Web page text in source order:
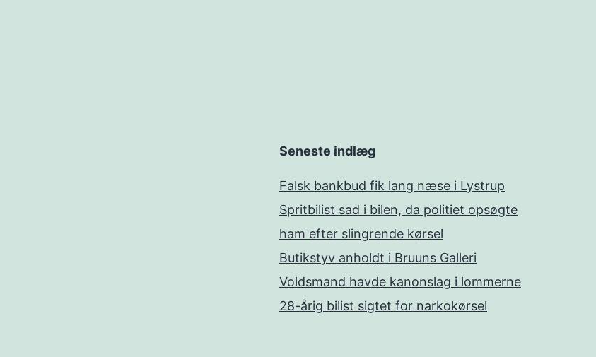
Seneste indlæg
Falsk bankbud fik lang næse i Lystrup
Spritbilist sad i bilen, da politiet opsøgte
ham efter slingrende kørsel
Butikstyv anholdt i Bruuns Galleri
Voldsmand havde kanonslag i lommerne
28-årig bilist sigtet for narkokørsel